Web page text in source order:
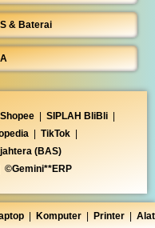
Komputer Printer
& Baterai
Shopee | SIPLAH BliBli |
| TikTok |
(BAS)
©Gemini**ERP